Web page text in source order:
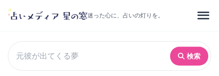
迷った心に、占いの灯りを。
検索